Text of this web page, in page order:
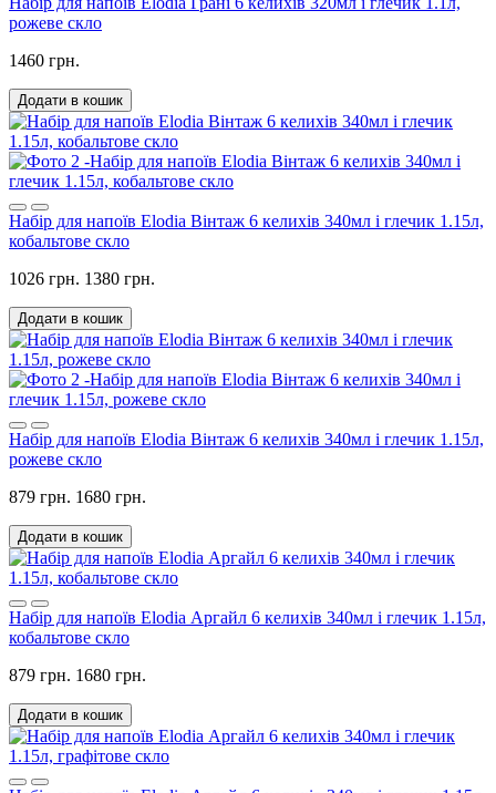
рожеве скло
1460 грн.
Додати в кошик
Набір для напоїв Elodia Вінтаж 6 келихів 340мл і глечик 1.15л,
кобальтове скло
1026 грн. 1380 грн.
Додати в кошик
Набір для напоїв Elodia Вінтаж 6 келихів 340мл і глечик 1.15л,
рожеве скло
879 грн. 1680 грн.
Додати в кошик
Набір для напоїв Elodia Аргайл 6 келихів 340мл і глечик 1.15л,
кобальтове скло
879 грн. 1680 грн.
Додати в кошик